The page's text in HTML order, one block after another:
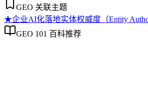
GEO 关联主题
★企业AI化落地实体权威度（Entity
GEO 101 百科推荐